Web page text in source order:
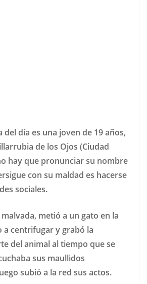
del día es una joven de 19 años,
de los Ojos (Ciudad
hay que pronunciar su nombre
con su maldad es hacerse
sociales.
metió a un gato en la
a centrifugar y grabó la
del animal al tiempo que se
sus maullidos
subió a la red sus actos.